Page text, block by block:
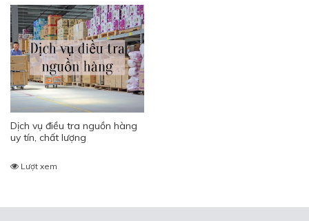
Dịch vụ điều tra nguồn hàng
uy tín, chất lượng
Lượt xem